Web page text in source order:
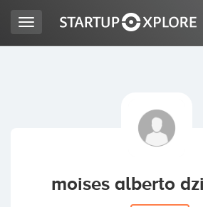
Toggle
navigation
moises alberto